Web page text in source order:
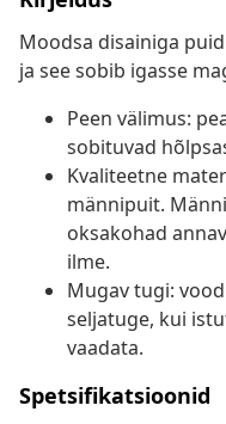
Moodsa disainiga
ja see sobib igasse
Peen välimus:
sobituvad
Kvaliteetne
männipuit.
oksakohad
ilme.
Mugav tugi:
seljatuge, kui
vaadata.
Spetsifikatsioonid